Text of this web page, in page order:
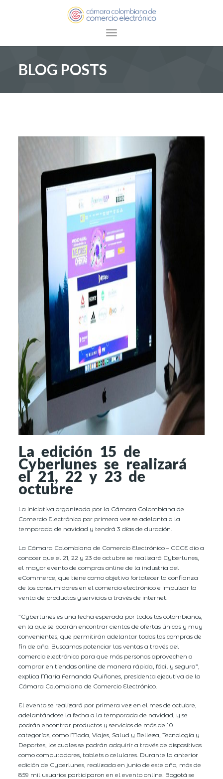
Toggle navigation
BLOG POSTS
La edición 15 de
Cyberlunes se realizará
el 21, 22 y 23 de
octubre
La iniciativa organizada por la Cámara Colombiana de
Comercio Electrónico por primera vez se adelanta a la
temporada de navidad y tendrá 3 días de duración.
La Cámara Colombiana de Comercio Electrónico – CCCE dio a
conocer que el 21, 22 y 23 de octubre se realizará Cyberlunes,
el mayor evento de compras online de la industria del
eCommerce, que tiene como objetivo fortalecer la confianza
de los consumidores en el comercio electrónico e impulsar la
venta de productos y servicios a través de internet.
“Cyberlunes es una fecha esperada por todos los colombianos,
en la que se podrán encontrar cientos de ofertas únicas y muy
convenientes, que permitirán adelantar todas las compras de
fin de año. Buscamos potenciar las ventas a través del
comercio electrónico para que más personas aprovechen a
comprar en tiendas online de manera rápida, fácil y segura”,
explica María Fernanda Quiñones, presidenta ejecutiva de la
Cámara Colombiana de Comercio Electrónico.
El evento se realizará por primera vez en el mes de octubre,
adelantándose la fecha a la temporada de navidad, y se
podrán encontrar productos y servicios de más de 10
categorías, como Moda, Viajes, Salud y Belleza, Tecnología y
Deportes, los cuales se podrán adquirir a través de dispositivos
como computadores, tablets o celulares. Durante la anterior
edición de Cyberlunes, realizada en junio de este año, más de
859 mil usuarios participaron en el evento online. Bogotá se